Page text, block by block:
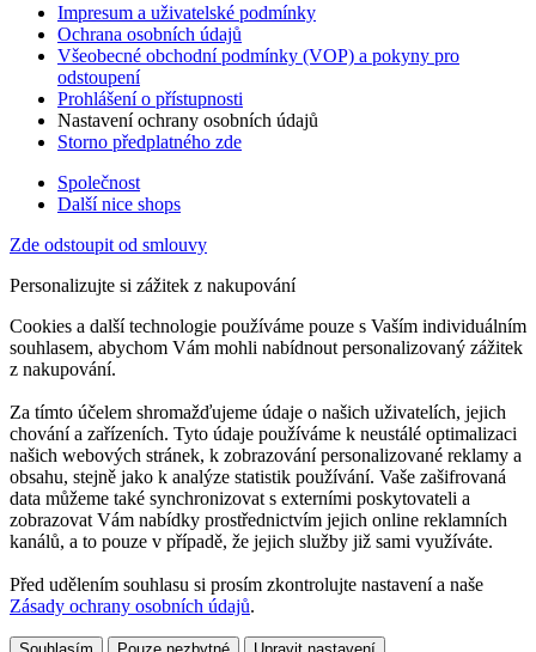
Impresum a uživatelské podmínky
Ochrana osobních údajů
Všeobecné obchodní podmínky (VOP) a pokyny pro
odstoupení
Prohlášení o přístupnosti
Nastavení ochrany osobních údajů
Storno předplatného zde
Společnost
Další nice shops
Zde odstoupit od smlouvy
Personalizujte si zážitek z nakupování
Cookies a další technologie používáme pouze s Vaším individuálním
souhlasem, abychom Vám mohli nabídnout personalizovaný zážitek
z nakupování.
Za tímto účelem shromažďujeme údaje o našich uživatelích, jejich
chování a zařízeních. Tyto údaje používáme k neustálé optimalizaci
našich webových stránek, k zobrazování personalizované reklamy a
obsahu, stejně jako k analýze statistik používání. Vaše zašifrovaná
data můžeme také synchronizovat s externími poskytovateli a
zobrazovat Vám nabídky prostřednictvím jejich online reklamních
kanálů, a to pouze v případě, že jejich služby již sami využíváte.
Před udělením souhlasu si prosím zkontrolujte nastavení a naše
Zásady ochrany osobních údajů.